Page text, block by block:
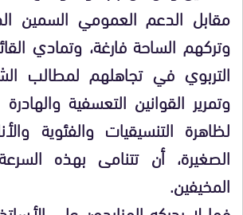
مقابل الدعم العمومي السمين
وتركهم الساحة فارغة، وتمادي
التربوي في تجاهلهم لمطالب
وتمرير القوانين التعسفية
لظاهرة التنسيقيات والفئوية
الصغيرة، أن تتنامى بهذه
المخيفين.